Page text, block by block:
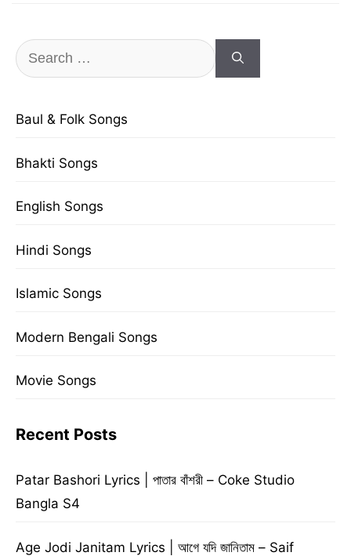
Search
for:
Baul & Folk Songs
Bhakti Songs
English Songs
Hindi Songs
Islamic Songs
Modern Bengali Songs
Movie Songs
Recent Posts
Patar Bashori Lyrics | পাতার বাঁশরী – Coke Studio
Bangla S4
Age Jodi Janitam Lyrics | আগে যদি জানিতাম – Saif